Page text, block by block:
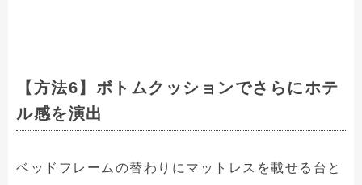
【方法6】ボトムクッションでさらにホテ
ル感を演出
ベッドフレームの替わりにマットレスを載せる台と